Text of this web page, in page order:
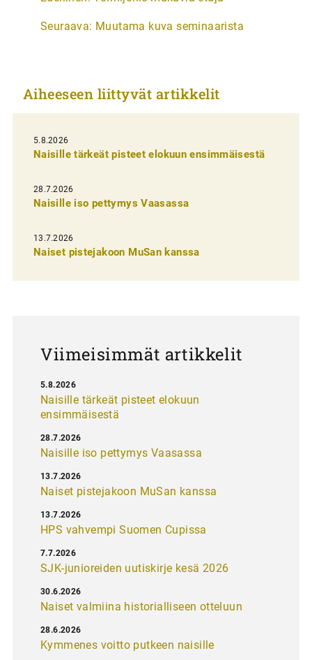
t
k
e
l
i
e
n
e
Seuraava: Muutama kuva seminaarista
Aiheeseen liittyvät artikkelit
5.8.2026
Naisille tärkeät pisteet elokuun ensimmäisestä
28.7.2026
Naisille iso pettymys Vaasassa
13.7.2026
Naiset pistejakoon MuSan kanssa
Viimeisimmät artikkelit
Naisille tärkeät pisteet elokuun
ensimmäisestä
5.8.2026
Naisille iso pettymys Vaasassa
28.7.2026
Naiset pistejakoon MuSan kanssa
13.7.2026
HPS vahvempi Suomen Cupissa
13.7.2026
SJK-junioreiden uutiskirje kesä 2026
7.7.2026
Naiset valmiina historialliseen otteluun
30.6.2026
Kymmenes voitto putkeen naisille
28.6.2026